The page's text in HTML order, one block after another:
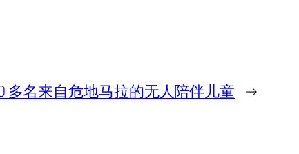
多名来自危地马拉的无人陪伴儿童 →